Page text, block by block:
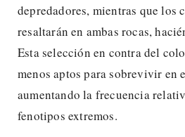
depredadores, mientras que los
resaltarán en ambas rocas,
Esta selección en contra del
menos aptos para sobrevivir en
aumentando la frecuencia
fenotipos extremos.